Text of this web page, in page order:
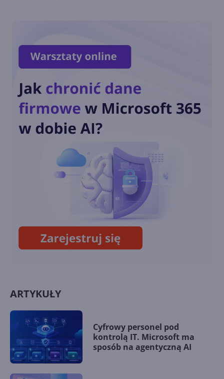
.NET Framework 4.8.1 będzie
dostarczany na starsze wersje
Windows 10 i 11
Microsoft zaktualizował
pierwszy raz od 2017 roku
Microsoft i Canonical
wprowadzają natywne
wsparcie dla .NET na Linuksie
ARTYKUŁY
Cyfrowy personel pod
kontrolą IT. Microsoft ma
sposób na agentyczną AI